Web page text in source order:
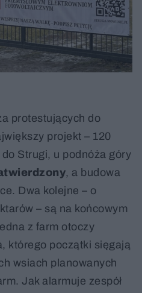
protestujących do
projekt – 120
Strugi, u podnóża góry
, a budowa
Dwa kolejne – o
– są na końcowym
z farm otoczy
którego początki sięgają
wsiach planowanych
Jak alarmuje zespół